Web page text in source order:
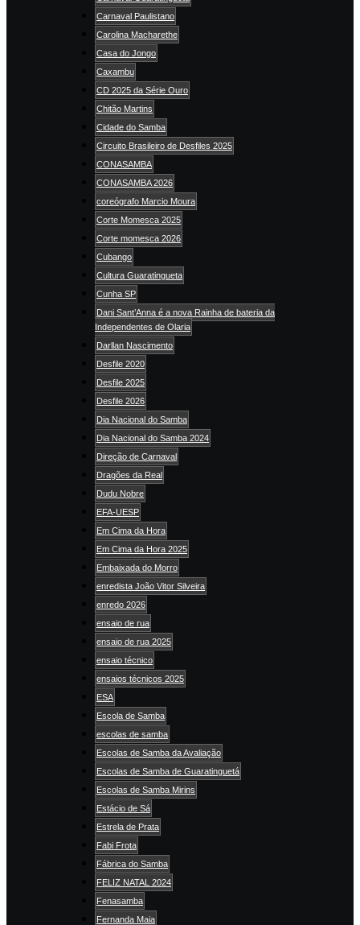
Carnaval Paulistano
Carolina Macharethe
Casa do Jongo
Caxambu
CD 2025 da Série Ouro
Chitão Martins
Cidade do Samba
Circuito Brasileiro de Desfiles 2025
CONASAMBA
CONASAMBA 2026
coreógrafo Marcio Moura
Corte Momesca 2025
Corte momesca 2026
Cubango
Cultura Guaratingueta
Cunha SP
Dani Sant’Anna é a nova Rainha de bateria da
Independentes de Olaria
Darllan Nascimento
Desfile 2020
Desfile 2025
Desfile 2026
Dia Nacional do Samba
Dia Nacional do Samba 2024
Direção de Carnaval
Dragões da Real
Dudu Nobre
EFA-UESP
Em Cima da Hora
Em Cima da Hora 2025
Embaixada do Morro
enredista João Vitor Silveira
enredo 2026
ensaio de rua
ensaio de rua 2025
ensaio técnico
ensaios técnicos 2025
ESA
Escola de Samba
escolas de samba
Escolas de Samba da Avaliação
Escolas de Samba de Guaratinguetá
Escolas de Samba Mirins
Estácio de Sá
Estrela de Prata
Fabi Frota
Fábrica do Samba
FELIZ NATAL 2024
Fenasamba
Fernanda Maia